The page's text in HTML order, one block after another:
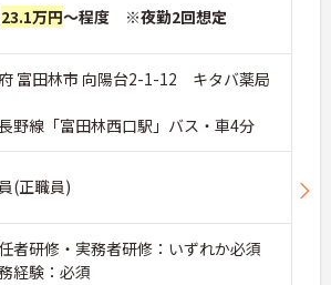
23.1万円～程度 ※夜勤2回想定
富田林市 向陽台2-1-12 キタバ薬局
野線「富田林西口駅」バス・車4分
(正職員)
者研修・実務者研修：いずれか必須
経験：必須